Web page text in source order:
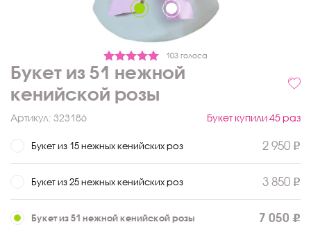
103 голоса
Букет из 51 нежной
кенийской розы
Артикул: 323186 Букет купили 45 раз
Букет из 15 нежных кенийских роз 2 950
Букет из 25 нежных кенийских роз 3 850
Букет из 51 нежной кенийской розы 7 050